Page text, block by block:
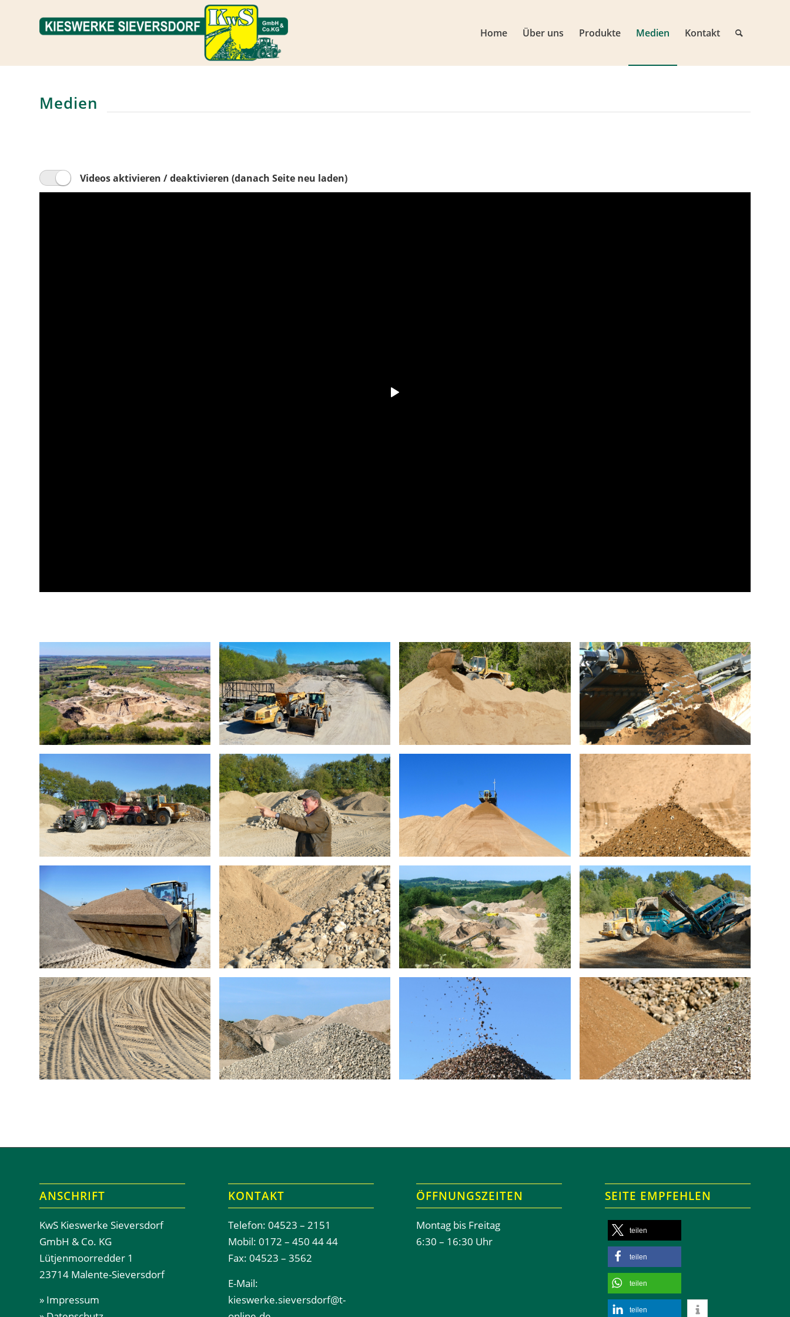
Home Über uns Produkte Medien Kontakt
Medien
Videos aktivieren / deaktivieren (danach Seite neu laden)
ANSCHRIFT
KwS Kieswerke Sieversdorf
GmbH & Co. KG
Lütjenmoorredder 1
23714 Malente-Sieversdorf
» Impressum
KONTAKT
Telefon: 04523 – 2151
Mobil: 0172 – 450 44 44
Fax: 04523 – 3562
E-Mail:
kieswerke.sieversdorf@t-
ÖFFNUNGSZEITEN
Montag bis Freitag
6:30 – 16:30 Uhr
SEITE EMPFEHLEN
teilen
teilen
teilen
teilen